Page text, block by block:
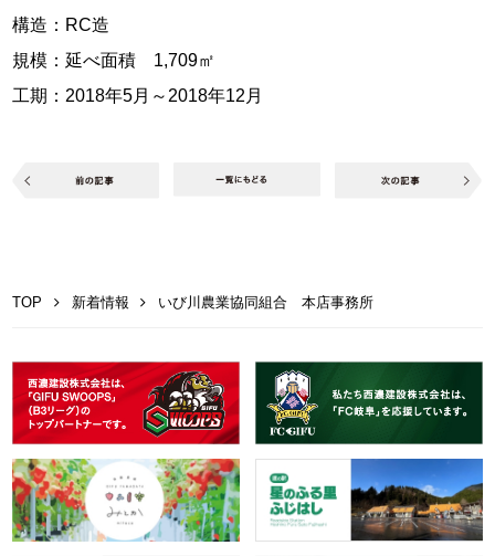
構造：RC造
規模：延べ面積 1,709㎡
工期：2018年5月～2018年12月
TOP 新着情報 いび川農業協同組合 本店事務所